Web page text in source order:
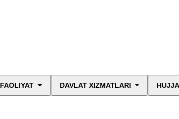
FAOLIYAT DAVLAT XIZMATLARI